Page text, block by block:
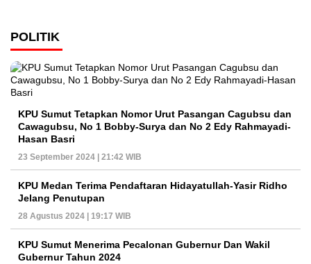
POLITIK
KPU Sumut Tetapkan Nomor Urut Pasangan Cagubsu dan
Cawagubsu, No 1 Bobby-Surya dan No 2 Edy Rahmayadi-
Hasan Basri
23 September 2024 | 21:42 WIB
KPU Medan Terima Pendaftaran Hidayatullah-Yasir Ridho
Jelang Penutupan
28 Agustus 2024 | 19:17 WIB
KPU Sumut Menerima Pecalonan Gubernur Dan Wakil
Gubernur Tahun 2024